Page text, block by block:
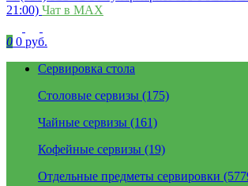
21:00) Чат в MAX
0 0 руб.
Сервировка стола
Столовые сервизы (175)
Чайные сервизы (161)
Кофейные сервизы (19)
Отдельные предметы сервировки